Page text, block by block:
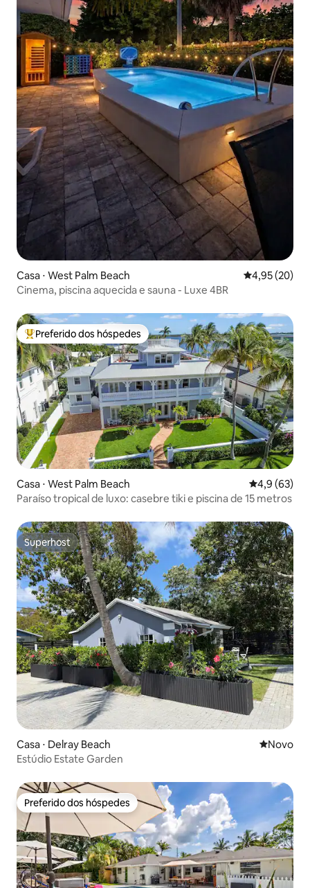
Casa ⋅ West Palm Beach 4,95 de uma
4,95 (20)
Cinema, piscina aquecida e sauna - Luxe 4BR
Entre os melhores preferidos dos hóspedes
Preferido dos hóspedes
Casa ⋅ West Palm Beach 4,9 de uma
4,9 (63)
Paraíso tropical de luxo: casebre tiki e piscina de 15 metros
Superhost
Superhost
Casa ⋅ Delray Beach Novo
Novo
Estúdio Estate Garden
Preferido dos hóspedes
Preferido dos hóspedes